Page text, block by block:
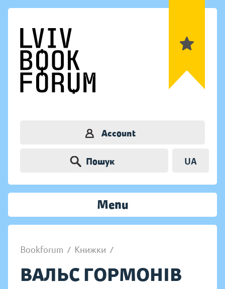
Account
Пошук UA
Menu
Bookforum / Книжки /
ВАЛЬС ГОРМОНІВ